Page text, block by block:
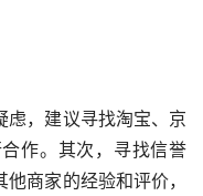
虑，建议寻找淘宝、京
作。其次，寻找信誉
商家的经验和评价，